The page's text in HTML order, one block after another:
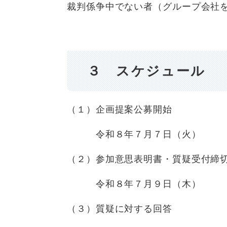
裁判係争中でない者（グループ会社
３ スケジュール
（１）企画提案公募開始
令和８年７月７日（火）
（２）参加意思表明書・質疑受付締切
令和８年７月９日（木）
（３）質疑に対する回答